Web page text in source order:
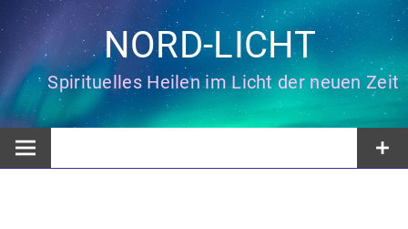
Zum
Inhalt
springen
NORD-LICHT
Spirituelles Heilen im Licht der neuen Zeit